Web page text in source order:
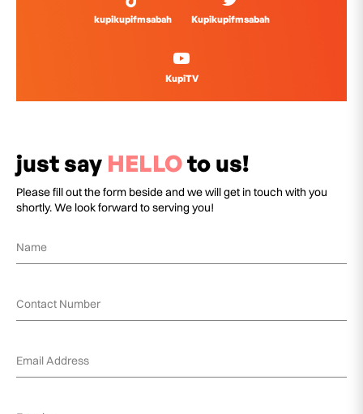
kupikupifmsabah Kupikupifmsabah
KupiTV
just say HELLOto us!
Please fill out the form beside and we will get in touch with you
shortly. We look forward to serving you!